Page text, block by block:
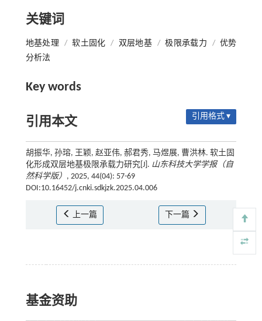
关键词
地基处理 / 软土固化 / 双层地基 / 极限承载力 / 优势
分析法
Key words
引用本文 引用格式 ▾
胡振华, 孙瑢, 王颖, 赵亚伟, 郝君秀, 马煜展, 曹洪林. 软土固
化形成双层地基极限承载力研究[J]. 山东科技大学学报（自
然科学版） , 2025, 44(04): 57-69
DOI:10.16452/j.cnki.sdkjzk.2025.04.006
上一篇 下一篇
基金资助